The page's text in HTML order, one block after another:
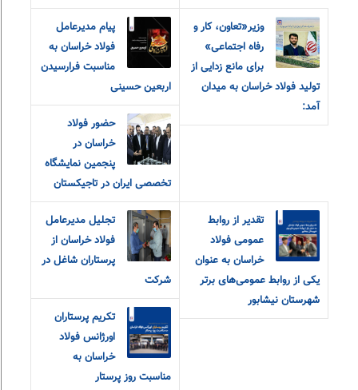
وزیر«تعاون، کار و
رفاه اجتماعی»
برای مانع زدایی از
تولید فولاد خراسان به میدان
آمد:
پیام مدیرعامل
فولاد خراسان به
مناسبت فرارسیدن
اربعین حسینی
حضور فولاد
خراسان در
پنجمین نمایشگاه
تخصصی ایران در تاجیکستان
تقدیر از روابط‌
عمومی فولاد
خراسان به عنوان
یکی از روابط‌ عمومی‌های برتر
شهرستان نیشابور
تجلیل مدیرعامل
فولاد خراسان از
پرستاران شاغل در
شرکت
تکریم پرستاران
اورژانس فولاد
خراسان به
مناسبت روز پرستار